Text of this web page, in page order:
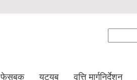
फेसबुक युट्युब वृत्ति मार्गनिर्देशन